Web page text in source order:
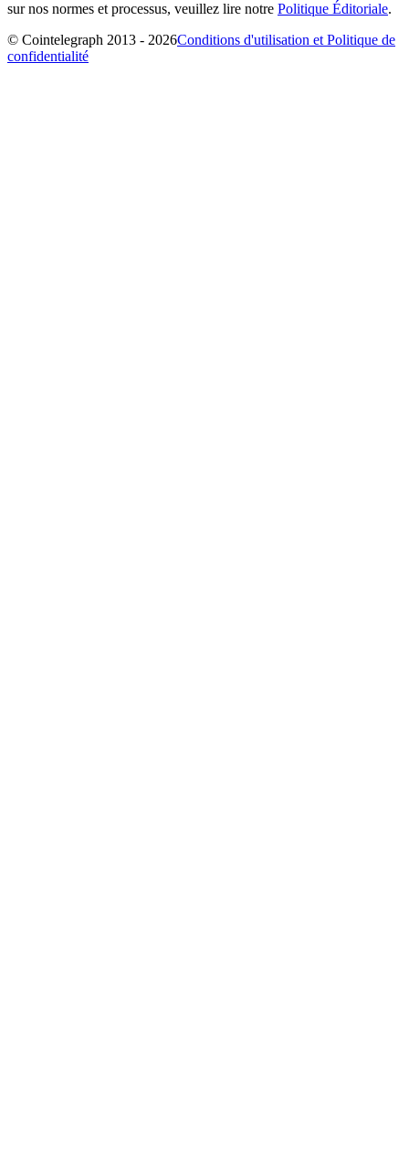
sur nos normes et processus, veuillez lire notre Politique Éditoriale.
© Cointelegraph 2013 - 2026Conditions d'utilisation et Politique de
confidentialité